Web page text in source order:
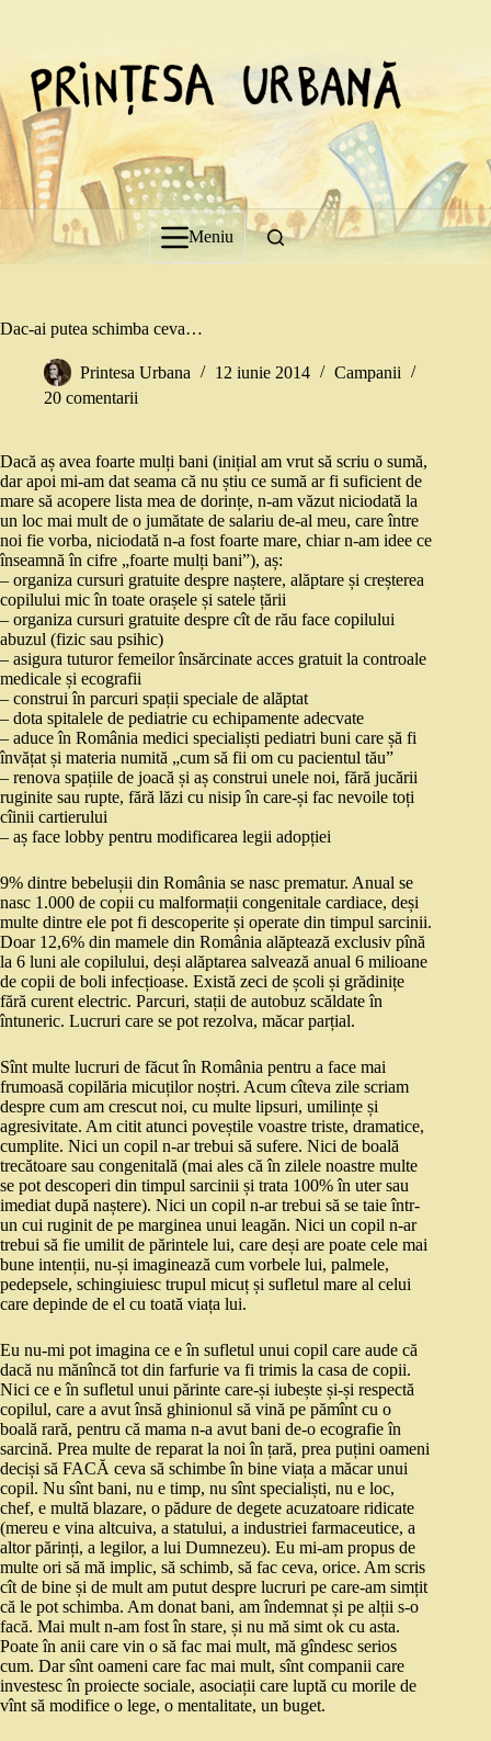
Meniu
Dac-ai putea schimba ceva…
Printesa Urbana 12 iunie 2014
Campanii
20 comentarii
Dacă aș avea foarte mulți bani (inițial am vrut să scriu o sumă,
dar apoi mi-am dat seama că nu știu ce sumă ar fi suficient de
mare să acopere lista mea de dorințe, n-am văzut niciodată la
un loc mai mult de o jumătate de salariu de-al meu, care între
noi fie vorba, niciodată n-a fost foarte mare, chiar n-am idee ce
înseamnă în cifre „foarte mulți bani”), aș:
– organiza cursuri gratuite despre naștere, alăptare și creșterea
copilului mic în toate orașele și satele țării
– organiza cursuri gratuite despre cît de rău face copilului
abuzul (fizic sau psihic)
– asigura tuturor femeilor însărcinate acces gratuit la controale
medicale și ecografii
– construi în parcuri spații speciale de alăptat
– dota spitalele de pediatrie cu echipamente adecvate
– aduce în România medici specialiști pediatri buni care șă fi
învățat și materia numită „cum să fii om cu pacientul tău”
– renova spațiile de joacă și aș construi unele noi, fără jucării
ruginite sau rupte, fără lăzi cu nisip în care-și fac nevoile toți
cîinii cartierului
– aș face lobby pentru modificarea legii adopției
9% dintre bebelușii din România se nasc prematur. Anual se
nasc 1.000 de copii cu malformații congenitale cardiace, deși
multe dintre ele pot fi descoperite și operate din timpul sarcinii.
Doar 12,6% din mamele din România alăptează exclusiv pînă
la 6 luni ale copilului, deși alăptarea salvează anual 6 milioane
de copii de boli infecțioase. Există zeci de școli și grădinițe
fără curent electric. Parcuri, stații de autobuz scăldate în
întuneric. Lucruri care se pot rezolva, măcar parțial.
Sînt multe lucruri de făcut în România pentru a face mai
frumoasă copilăria micuților noștri. Acum cîteva zile scriam
despre cum am crescut noi, cu multe lipsuri, umilințe și
agresivitate. Am citit atunci poveștile voastre triste, dramatice,
cumplite. Nici un copil n-ar trebui să sufere. Nici de boală
trecătoare sau congenitală (mai ales că în zilele noastre multe
se pot descoperi din timpul sarcinii și trata 100% în uter sau
imediat după naștere). Nici un copil n-ar trebui să se taie într-
un cui ruginit de pe marginea unui leagăn. Nici un copil n-ar
trebui să fie umilit de părintele lui, care deși are poate cele mai
bune intenții, nu-și imaginează cum vorbele lui, palmele,
pedepsele, schingiuiesc trupul micuț și sufletul mare al celui
care depinde de el cu toată viața lui.
Eu nu-mi pot imagina ce e în sufletul unui copil care aude că
dacă nu mănîncă tot din farfurie va fi trimis la casa de copii.
Nici ce e în sufletul unui părinte care-și iubește și-și respectă
copilul, care a avut însă ghinionul să vină pe pămînt cu o
boală rară, pentru că mama n-a avut bani de-o ecografie în
sarcină. Prea multe de reparat la noi în țară, prea puțini oameni
deciși să FACĂ ceva să schimbe în bine viața a măcar unui
copil. Nu sînt bani, nu e timp, nu sînt specialiști, nu e loc,
chef, e multă blazare, o pădure de degete acuzatoare ridicate
(mereu e vina altcuiva, a statului, a industriei farmaceutice, a
altor părinți, a legilor, a lui Dumnezeu). Eu mi-am propus de
multe ori să mă implic, să schimb, să fac ceva, orice. Am scris
cît de bine și de mult am putut despre lucruri pe care-am simțit
că le pot schimba. Am donat bani, am îndemnat și pe alții s-o
facă. Mai mult n-am fost în stare, și nu mă simt ok cu asta.
Poate în anii care vin o să fac mai mult, mă gîndesc serios
cum. Dar sînt oameni care fac mai mult, sînt companii care
investesc în proiecte sociale, asociații care luptă cu morile de
vînt să modifice o lege, o mentalitate, un buget.